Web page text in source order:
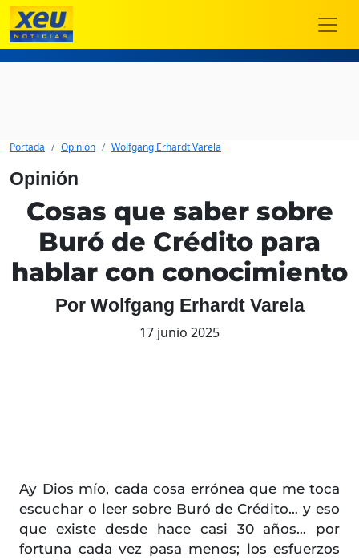
Portada Opinión Wolfgang Erhardt Varela
Opinión
Cosas que saber sobre
Buró de Crédito para
hablar con conocimiento
Por Wolfgang Erhardt Varela
17 junio 2025
Ay Dios mío, cada cosa errónea que me toca
escuchar o leer sobre Buró de Crédito… y eso
que existe desde hace casi 30 años… por
fortuna cada vez pasa menos; los esfuerzos